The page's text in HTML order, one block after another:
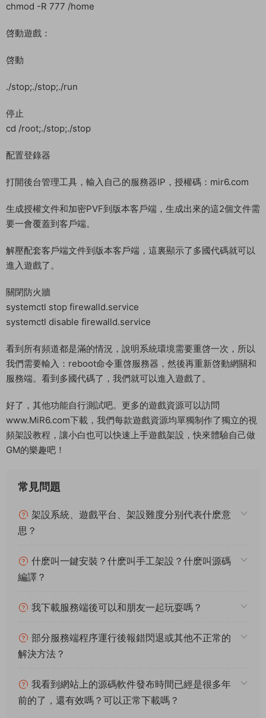
chmod -R 777 /home
啓動遊戲：
啓動
./stop;./stop;./run
停止
cd /root;./stop;./stop
配置登錄器
打開後台管理工具，輸入自己的服務器IP，授權碼：mir6.com
生成授權文件和加密PVF到版本客戶端，生成出來的這2個文件需
要一會覆蓋到客戶端。
解壓配套客戶端文件到版本客戶端，這裏顯示了多國代碼就可以
進入遊戲了。
關閉防火牆
systemctl stop firewalld.service
systemctl disable firewalld.service
看到所有頻道都是滿的情況，說明系統環境需要重啓一次，所以
我們需要輸入：reboot命令重啓服務器，然後再重新啓動網關和
服務端。看到多國代碼了，我們就可以進入遊戲了。
好了，其他功能自行測試吧。更多的遊戲資源可以訪問
www.MiR6.com下載，我們每款遊戲資源均單獨制作了獨立的視
頻架設教程，讓小白也可以快速上手遊戲架設，快來體驗自己做
GM的樂趣吧！
常見問題
架設系統、遊戲平台、架設難度分别代表什麽意
思？
什麽叫一鍵安裝？什麽叫手工架設？什麽叫源碼
編譯？
我下載服務端後可以和朋友一起玩耍嗎？
部分服務端程序運行後報錯閃退或其他不正常的
解決方法？
我看到網站上的源碼軟件發布時間已經是很多年
前的了，還有效嗎？可以正常下載嗎？